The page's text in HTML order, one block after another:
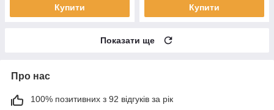
Купити Купити
Показати ще
Про нас
100% позитивних з 92 відгуків за рік